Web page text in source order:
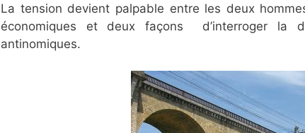
La tension devient palpable entre les deux
économiques et deux façons d’interroger la
antinomiques.